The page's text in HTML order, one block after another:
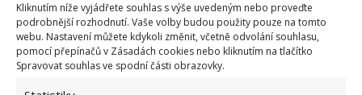
Kliknutím níže vyjádřete souhlas s výše uvedeným nebo proveďte
podrobnější rozhodnutí. Vaše volby budou použity pouze na tomto
webu. Nastavení můžete kdykoli změnit, včetně odvolání souhlasu,
pomocí přepínačů v Zásadách cookies nebo kliknutím na tlačítko
Spravovat souhlas ve spodní části obrazovky.